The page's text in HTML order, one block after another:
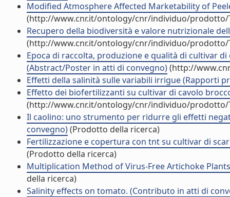
Modified Atmosphere Affected Marketability of
(http://www.cnr.it/ontology/cnr/individuo/prodotto/
Recupero della biodiversità e valore nutrizionale
(http://www.cnr.it/ontology/cnr/individuo/prodotto/
Epoca di raccolta, produzione e qualità di cultivar
(Abstract/Poster in atti di convegno)(http://
Effetti della salinità sulle variabili irrigue (Rapporti
Effetto dei biofertilizzanti su cultivar di cavolo
(http://www.cnr.it/ontology/cnr/individuo/prodotto/
Il caolino: uno strumento per ridurre gli effetti
convegno)(Prodotto della ricerca)
Fertilizzazione e copertura con tnt su cultivar di
(Prodotto della ricerca)
Multiplication Method of Virus-Free Artichoke
della ricerca)
Salinity effects on tomato. (Contributo in atti di